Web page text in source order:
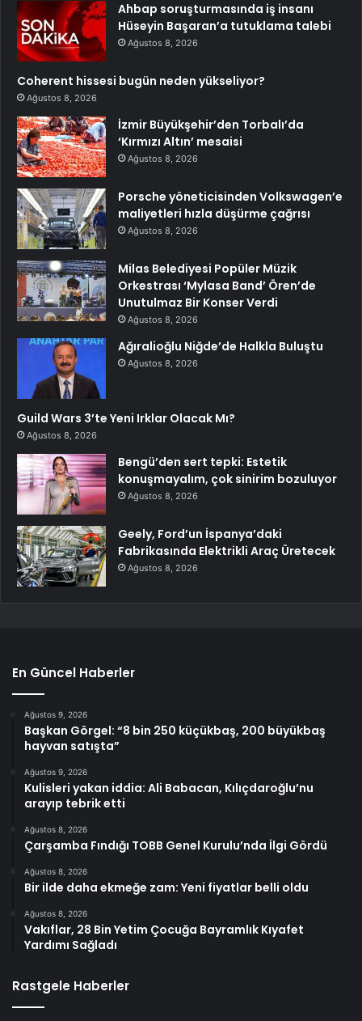
Ahbap soruşturmasında iş insanı
Hüseyin Başaran’a tutuklama talebi
Ağustos 8, 2026
Coherent hissesi bugün neden yükseliyor?
Ağustos 8, 2026
İzmir Büyükşehir’den Torbalı’da
‘Kırmızı Altın’ mesaisi
Ağustos 8, 2026
Porsche yöneticisinden Volkswagen’e
maliyetleri hızla düşürme çağrısı
Ağustos 8, 2026
Milas Belediyesi Popüler Müzik
Orkestrası ‘Mylasa Band’ Ören’de
Unutulmaz Bir Konser Verdi
Ağustos 8, 2026
Ağıralioğlu Niğde’de Halkla Buluştu
Ağustos 8, 2026
Guild Wars 3’te Yeni Irklar Olacak Mı?
Ağustos 8, 2026
Bengü’den sert tepki: Estetik
konuşmayalım, çok sinirim bozuluyor
Ağustos 8, 2026
Geely, Ford’un İspanya’daki
Fabrikasında Elektrikli Araç Üretecek
Ağustos 8, 2026
En Güncel Haberler
Ağustos 9, 2026
Başkan Görgel: “8 bin 250 küçükbaş, 200 büyükbaş
hayvan satışta”
Ağustos 9, 2026
Kulisleri yakan iddia: Ali Babacan, Kılıçdaroğlu’nu
arayıp tebrik etti
Ağustos 8, 2026
Çarşamba Fındığı TOBB Genel Kurulu’nda İlgi Gördü
Ağustos 8, 2026
Bir ilde daha ekmeğe zam: Yeni fiyatlar belli oldu
Ağustos 8, 2026
Vakıflar, 28 Bin Yetim Çocuğa Bayramlık Kıyafet
Yardımı Sağladı
Rastgele Haberler